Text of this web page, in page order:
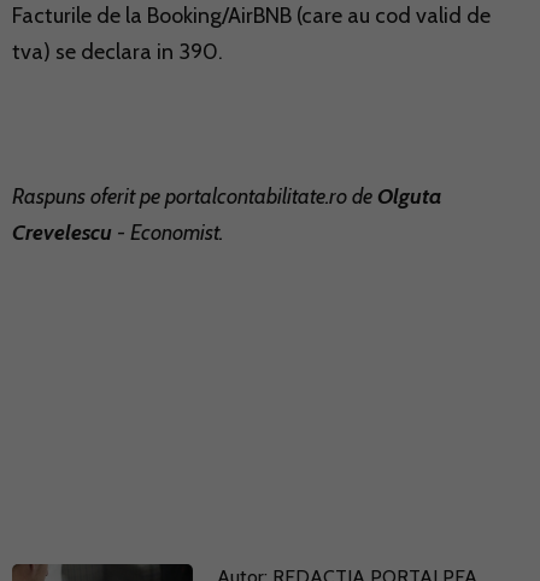
Facturile de la Booking/AirBNB (care au cod valid de
tva) se declara in 390.
Raspuns oferit peportalcontabilitate.rode Olguta
Crevelescu - Economist.